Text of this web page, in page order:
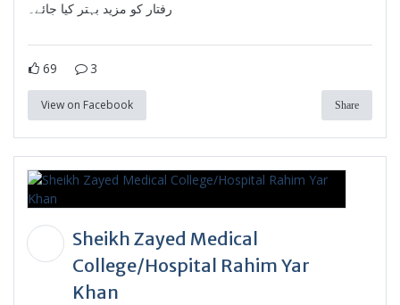
رفتار کو مزید بہتر کیا جائے۔
69 3
View on Facebook Share
Sheikh Zayed Medical
College/Hospital Rahim Yar
Khan